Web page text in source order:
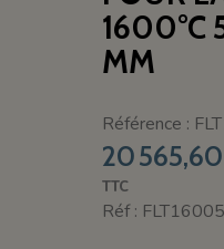
MM
Référence :
20
TTC
Réf :